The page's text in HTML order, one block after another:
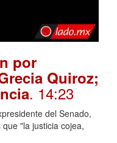
por
Quiroz;
. 14:23
del Senado,
"la justicia cojea,